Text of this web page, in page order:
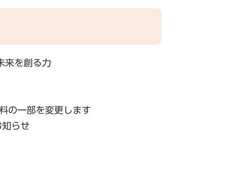
を創る力
の一部を変更します
知らせ